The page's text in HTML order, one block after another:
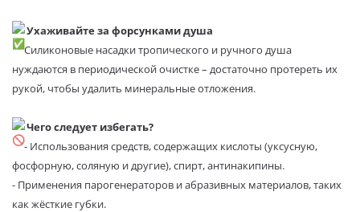
Ухаживайте за форсунками душа
Силиконовые насадки тропического и ручного душа
нуждаются в периодической очистке – достаточно протереть их
рукой, чтобы удалить минеральные отложения.
Чего следует избегать?
- Использования средств, содержащих кислоты (уксусную,
фосфорную, соляную и другие), спирт, антинакипины.
- Применения парогенераторов и абразивных материалов, таких
как жёсткие губки.